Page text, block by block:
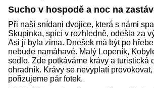
Sucho v hospodě a noc na
Při naší snídani dvojice, která s námi
Skupinka, spící v rozhledně, odešla za
Asi jí byla zima. Dnešek má být po
nebude namáhavé. Malý Lopeník,
sedlo. Zde potkáváme krávy a turistická
ohradník. Krávy se nevyplatí
pořizujeme pár fotek.